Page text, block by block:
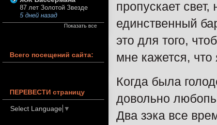
пропускает
единственный
это для того,
мне кажется, что
Когда была
довольно
Два зэка все
87 лет Золотой Звезде
5 дней назад
Показать все
Всего посещений сайта:
ПЕРЕВЕСТИ страницу
Select Language ▼